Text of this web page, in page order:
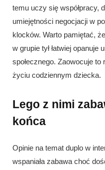
temu uczy się współpracy,
umiejętności negocjacji w
klocków. Warto pamiętać,
w grupie tył łatwiej opanuje
społecznego. Zaowocuje
życiu codziennym dziecka.
Lego z nimi
końca
Opinie na temat duplo w
wspaniała zabawa choć